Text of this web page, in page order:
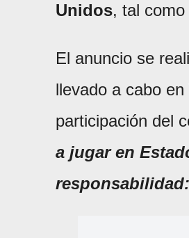
Unidos, tal
El anuncio se
llevado a cabo en
participación del
a jugar en